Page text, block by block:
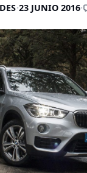
·23 JUNIO 2016·